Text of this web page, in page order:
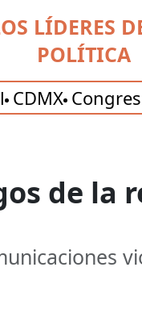
LÍDERES
POLÍTICA
CDMX
de la